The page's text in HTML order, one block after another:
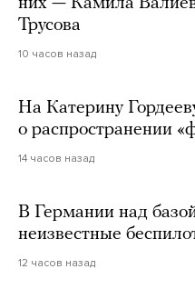
них — Камила
Трусова
10 часов назад
На Катерину
о распространении
14 часов назад
В Германии над
неизвестные
12 часов назад